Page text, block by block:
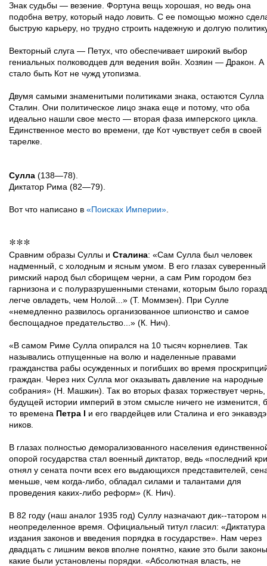
Знак судьбы — везение. Фортуна вещь хорошая, но ведь она
подобна ветру, который надо ловить. С ее помощью можно
быструю карьеру, но трудно строить надежную и долгую
Векторный слуга — Петух, что обеспечивает широкий выбор
гениальных полководцев для ведения войн. Хозяин — Дракон. А
стало быть Кот не чужд утопизма.
Двумя самыми знаменитыми политиками знака, остаются Сулла
Сталин. Они политическое лицо знака еще и потому, что оба
идеально нашли свое место — вторая фаза имперского цикла.
Единственное место во времени, где Кот чувствует себя в своей
тарелке.
Сулла (138—78).
Диктатор Рима (82—79).
Вот что написано в «Поисках Империи».
***
Сравним образы Суллы и Сталина: «Сам Сулла был человек
надменный, с холодным и ясным умом. В его глазах суверенный
римский народ был сборищем черни, а сам Рим городом без
гарнизона и с полуразрушенными стенами, которым было
легче овладеть, чем Нолой...» (Т. Моммзен). При Сулле
«немедленно развилось организованное шпионство и самое
беспощадное предательство...» (К. Нич).
«В самом Риме Сулла опирался на 10 тысяч корнелиев. Так
назывались отпущенные на волю и наделенные правами
гражданства рабы осужденных и погибших во время
граждан. Через них Сулла мог оказывать давление на народные
собрания» (Н. Машкин). Так во вторых фазах торжествует чернь,
будущей истории империй в этом смысле ничего не изменится,
то времена Петра I
и его гвардейцев или Сталина и его
ников.
В глазах полностью деморализованного населения
опорой государства стал военный диктатор, ведь «последний
отнял у сената почти всех его выдающихся представителей,
меньше, чем когда-либо, обладал силами и талантами для
проведения каких-либо реформ» (К. Нич).
В 82 году (наш аналог 1935 год) Суллу назначают дик--татором
неопределенное время. Официальный титул гласил:
издания законов и введения порядка в государстве». Нам через
двадцать с лишним веков вполне понятно, какие это были
какие были установлены порядки. «Абсолютная власть, не